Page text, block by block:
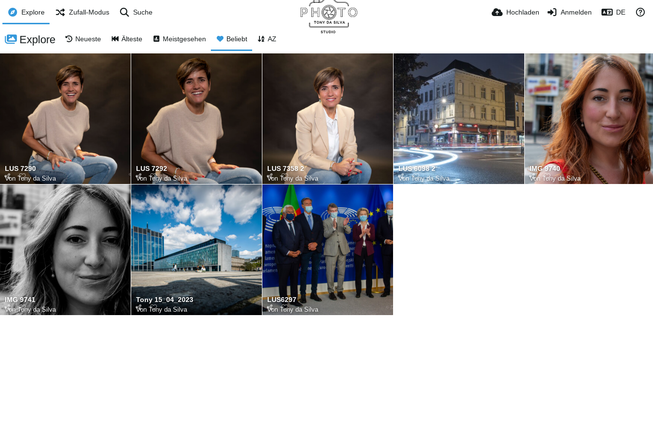
Explore Zufall-Modus Suche Hochladen Anmelden DE
Explore Neueste Älteste Meistgesehen Beliebt AZ
LUS 7290
Von Tony da Silva
LUS 7292
Von Tony da Silva
LUS 7358 2
Von Tony da Silva
LUS 6098 2
VonTony da Silva
IMG 9740
VonTony da Silva
IMG 9741
VonTony da Silva
Tony 15_04_2023
Von Tony da Silva
LUS6297
Von Tony da Silva